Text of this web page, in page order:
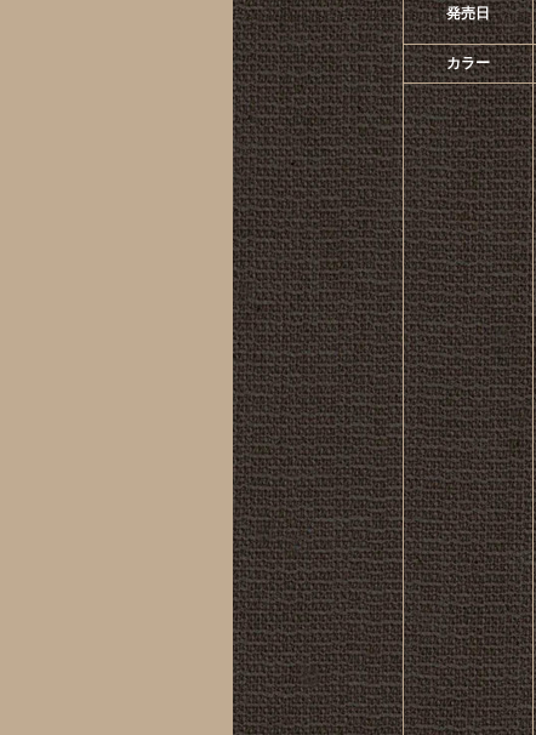
発売日
カラー